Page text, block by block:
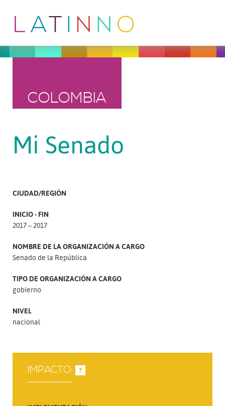
COLOMBIA
Mi Senado
CIUDAD/REGIÓN
INICIO - FIN
2017 – 2017
NOMBRE DE LA ORGANIZACIÓN A CARGO
Senado de la República
TIPO DE ORGANIZACIÓN A CARGO
gobierno
NIVEL
nacional
IMPACTO ?